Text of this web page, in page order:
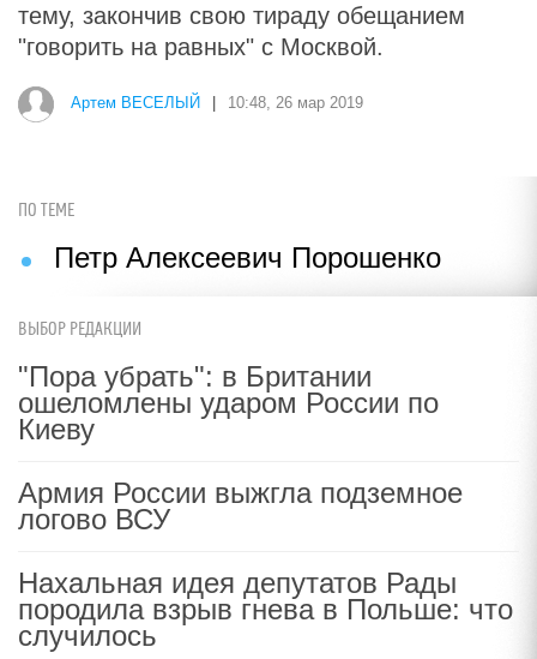
тему, закончив свою тираду обещанием
"говорить на равных" с Москвой.
Артем ВЕСЕЛЫЙ 10:48, 26 мар 2019
ПО ТЕМЕ
Петр Алексеевич Порошенко
ВЫБОР РЕДАКЦИИ
"Пора убрать": в Британии
ошеломлены ударом России по
Киеву
Армия России выжгла подземное
логово ВСУ
Нахальная идея депутатов Рады
породила взрыв гнева в Польше: что
случилось